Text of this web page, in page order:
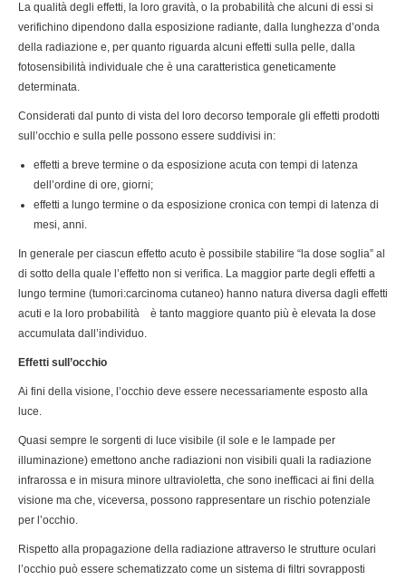
La qualità degli effetti, la loro gravità, o la probabilità che alcuni di essi si
verifichino dipendono dalla esposizione radiante, dalla lunghezza d’onda
della radiazione e, per quanto riguarda alcuni effetti sulla pelle, dalla
fotosensibilità individuale che è una caratteristica geneticamente
determinata.
Considerati dal punto di vista del loro decorso temporale gli effetti prodotti
sull’occhio e sulla pelle possono essere suddivisi in:
effetti a breve termine o da esposizione acuta con tempi di latenza
dell’ordine di ore, giorni;
effetti a lungo termine o da esposizione cronica con tempi di latenza di
mesi, anni.
In generale per ciascun effetto acuto è possibile stabilire “la dose soglia” al
di sotto della quale l’effetto non si verifica. La maggior parte degli effetti a
lungo termine (tumori:carcinoma cutaneo) hanno natura diversa dagli effetti
acuti e la loro probabilità è tanto maggiore quanto più è elevata la dose
accumulata dall’individuo.
Effetti sull’occhio
Ai fini della visione, l’occhio deve essere necessariamente esposto alla
luce.
Quasi sempre le sorgenti di luce visibile (il sole e le lampade per
illuminazione) emettono anche radiazioni non visibili quali la radiazione
infrarossa e in misura minore ultravioletta, che sono inefficaci ai fini della
visione ma che, viceversa, possono rappresentare un rischio potenziale
per l’occhio.
Rispetto alla propagazione della radiazione attraverso le strutture oculari
l’occhio può essere schematizzato come un sistema di filtri sovrapposti